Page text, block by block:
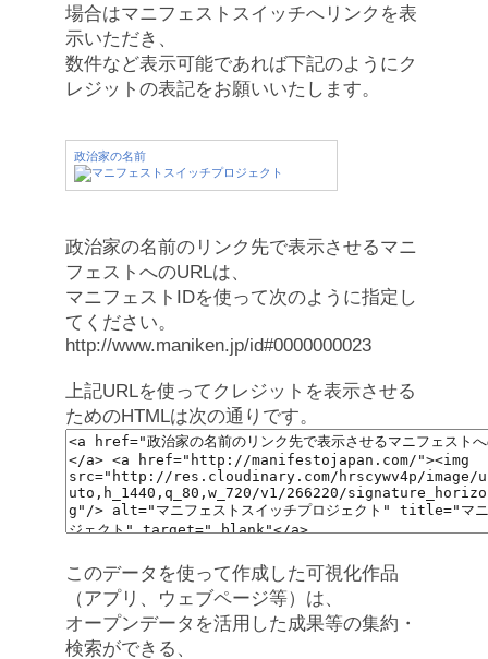
場合はマニフェストスイッチへリンクを表
示いただき、
数件など表示可能であれば下記のようにク
レジットの表記をお願いいたします。
政治家の名前
政治家の名前のリンク先で表示させるマニ
フェストへのURLは、
マニフェストIDを使って次のように指定し
てください。
http://www.maniken.jp/id#0000000023
上記URLを使ってクレジットを表示させる
ためのHTMLは次の通りです。
このデータを使って作成した可視化作品
（アプリ、ウェブページ等）は、
オープンデータを活用した成果等の集約・
検索ができる、